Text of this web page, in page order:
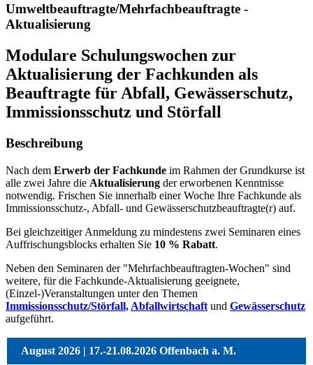
Umweltbeauftragte/Mehrfachbeauftragte -
Aktualisierung
Modulare Schulungswochen zur
Aktualisierung der Fachkunden als
Beauftragte für Abfall, Gewässerschutz,
Immissionsschutz und Störfall
Beschreibung
Nach dem Erwerb der Fachkunde im Rahmen der Grundkurse ist
alle zwei Jahre die Aktualisierung der erworbenen Kenntnisse
notwendig. Frischen Sie innerhalb einer Woche Ihre Fachkunde als
Immissionsschutz-, Abfall- und Gewässerschutzbeauftragte(r) auf.
Bei gleichzeitiger Anmeldung zu mindestens zwei Seminaren eines
Auffrischungsblocks erhalten Sie 10 % Rabatt.
Neben den Seminaren der "Mehrfachbeauftragten-Wochen" sind
weitere, für die Fachkunde-Aktualisierung geeignete,
(Einzel-)Veranstaltungen unter den Themen
Immissionsschutz/Störfall, Abfallwirtschaft und Gewässerschutz
aufgeführt.
August 2026 | 17.-21.08.2026 Offenbach a. M.